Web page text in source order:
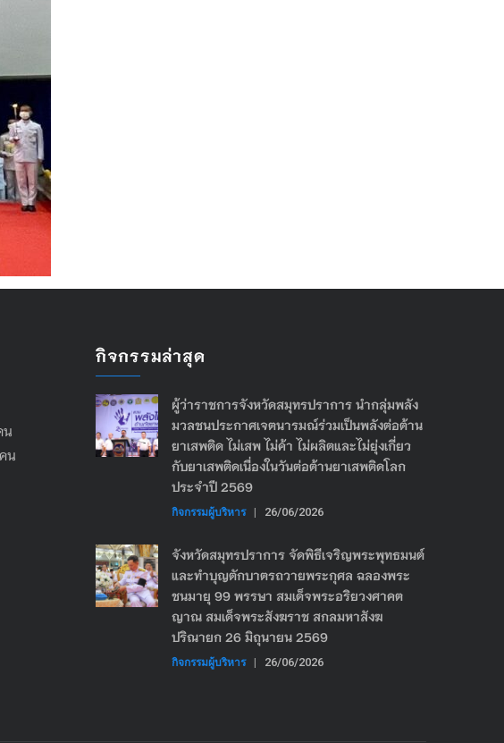
น
น
กิจกรรมล่าสุด
ผู้ว่าราชการจังหวัดสมุทรปราการ นำกลุ่มพลัง
มวลชนประกาศเจตนารมณ์ร่วมเป็นพลังต่อต้าน
ยาเสพติด ไม่เสพ ไม่ค้า ไม่ผลิตและไม่ยุ่งเกี่ยว
กับยาเสพติดเนื่องในวันต่อต้านยาเสพติดโลก
ประจำปี 2569
กิจกรรมผู้บริหาร | 26/06/2026
จังหวัดสมุทรปราการ จัดพิธีเจริญพระพุทธมนต์
และทำบุญตักบาตรถวายพระกุศล ฉลองพระ
ชนมายุ 99 พรรษา สมเด็จพระอริยวงศาคต
ญาณ สมเด็จพระสังฆราช สกลมหาสังฆ
ปริณายก 26 มิถุนายน 2569
กิจกรรมผู้บริหาร | 26/06/2026